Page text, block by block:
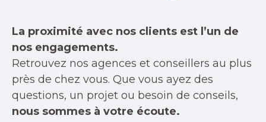
La proximité avec nos clients est l’un de
nos engagements.
Retrouvez nos agences et conseillers au plus
près de chez vous. Que vous ayez des
questions, un projet ou besoin de conseils,
nous sommes à votre écoute.